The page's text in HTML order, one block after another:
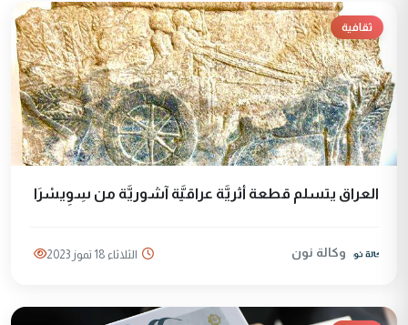
ثقافية
العراق يتسلم قطعة أثريَّة عراقيَّة آشوريَّة من سِوِيسْرَا
وكالة نون الثلاثاء 18 تموز 2023